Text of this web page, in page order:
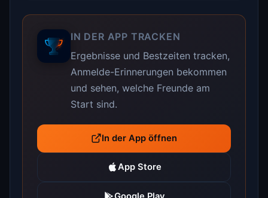
IN DER APP TRACKEN
Ergebnisse und Bestzeiten tracken,
Anmelde-Erinnerungen bekommen
und sehen, welche Freunde am
Start sind.
In der App öffnen
App Store